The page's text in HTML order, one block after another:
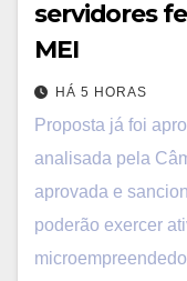
servidores
MEI
HÁ 5 HORAS
Proposta já foi
analisada pela
aprovada e
poderão exercer